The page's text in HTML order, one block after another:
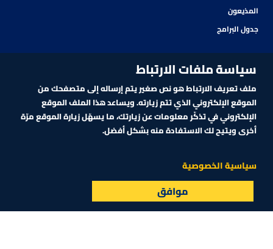
القائمة الأسواق البث المباشر
المذيعون
جدول البرامج
سياسة ملفات الارتباط
ملف تعريف الارتباط هو نص صغير يتم إرساله إلى متصفحك من
الموقع الإلكتروني الذي تتم زيارته. ويساعد هذا الملف الموقع
الإلكتروني في تذكّر معلومات عن زيارتك، ما يسهّل زيارة الموقع مرّة
أخرى ويتيح لك الاستفادة منه بشكل أفضل.
سياسية الخصوصية
موافق